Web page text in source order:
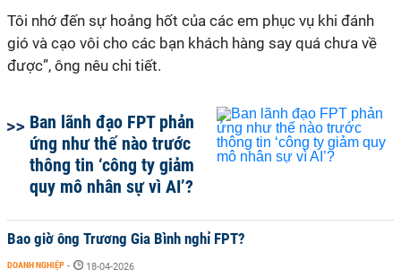
Tôi nhớ đến sự hoảng hốt của các em phục vụ khi đánh
gió và cạo vôi cho các bạn khách hàng say quá chưa về
được”, ông nêu chi tiết.
Ban lãnh đạo FPT phản
ứng như thế nào trước
thông tin ‘công ty giảm
quy mô nhân sự vì AI’?
Bao giờ ông Trương Gia Bình nghỉ FPT?
DOANH NGHIỆP - 18-04-2026